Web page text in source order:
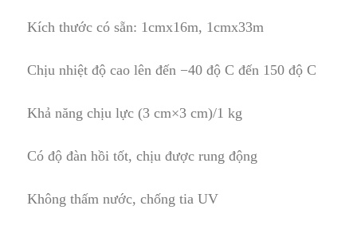
Kích thước có sẵn: 1cmx16m, 1cmx33m
Chịu nhiệt độ cao lên đến −40 độ C đến 150 độ C
Khả năng chịu lực (3 cm×3 cm)/1 kg
Có độ đàn hồi tốt, chịu được rung động
Không thấm nước, chống tia UV